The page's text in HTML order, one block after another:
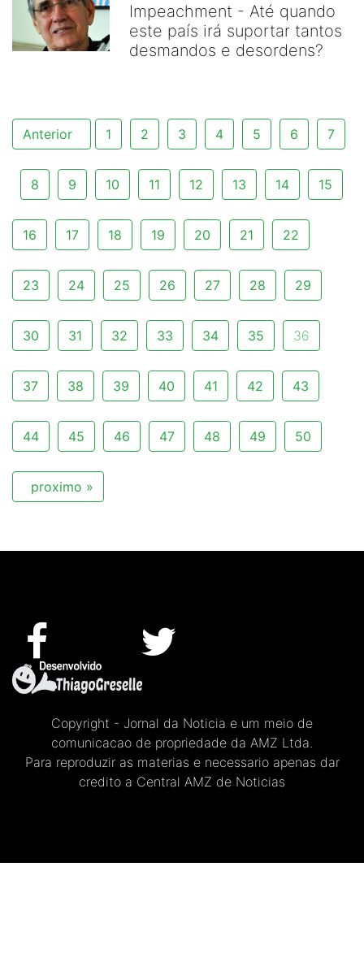
Impeachment - Até quando
este país irá suportar tantos
desmandos e desordens?
Anterior 1 2 3 4 5 6 7
8 9 10 11 12 13 14 15
16 17 18 19 20 21 22
23 24 25 26 27 28 29
30 31 32 33 34 35 36
37 38 39 40 41 42 43
44 45 46 47 48 49 50
proximo »
Copyright - Jornal da Noticia e um meio de
comunicacao de propriedade da AMZ Ltda.
Para reproduzir as materias e necessario apenas dar
credito a Central AMZ de Noticias